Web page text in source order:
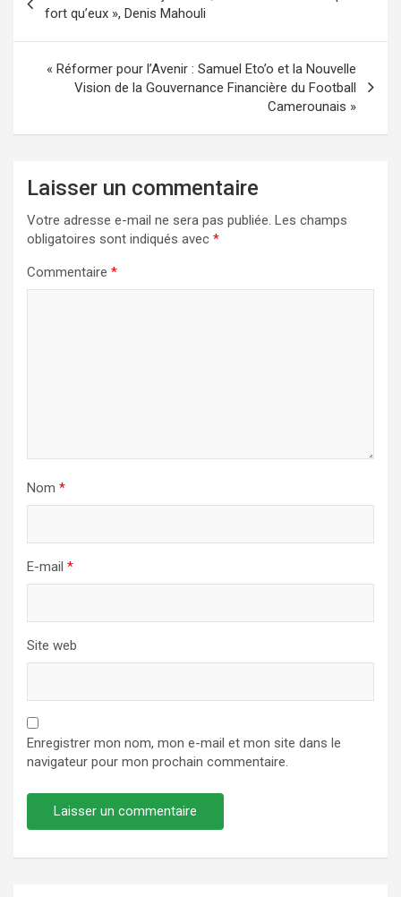
de
l’article
fort qu’eux », Denis Mahouli
« Réformer pour l’Avenir : Samuel Eto’o et la Nouvelle
Vision de la Gouvernance Financière du Football
Camerounais »
Laisser un commentaire
Votre adresse e-mail ne sera pas publiée. Les champs
obligatoires sont indiqués avec *
Commentaire *
Nom *
E-mail *
Site web
Enregistrer mon nom, mon e-mail et mon site dans le
navigateur pour mon prochain commentaire.